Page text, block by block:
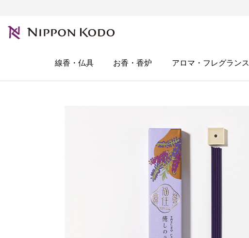
線香・仏具 お香・香炉 アロマ・フレグランス